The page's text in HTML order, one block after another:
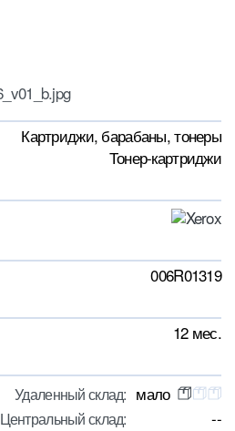
Картриджи, барабаны, тонеры
Тонер-картриджи
006R01319
12 мес.
Удаленный склад: мало
Центральный склад: --